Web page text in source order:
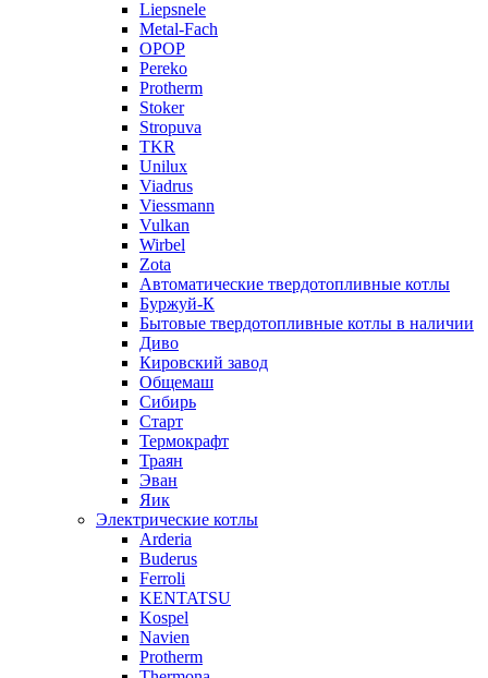
Liepsnele
Metal-Fach
OPOP
Pereko
Protherm
Stoker
Stropuva
TKR
Unilux
Viadrus
Viessmann
Vulkan
Wirbel
Zota
Автоматические твердотопливные котлы
Буржуй-К
Бытовые твердотопливные котлы в наличии
Диво
Кировский завод
Общемаш
Сибирь
Старт
Термокрафт
Траян
Эван
Яик
Электрические котлы
Arderia
Buderus
Ferroli
KENTATSU
Kospel
Navien
Protherm